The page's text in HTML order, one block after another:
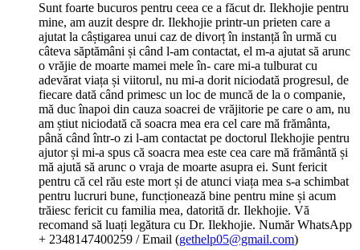
Sunt foarte bucuros pentru ceea ce a făcut dr. Ilekhojie pentru
mine, am auzit despre dr. Ilekhojie printr-un prieten care a
ajutat la câștigarea unui caz de divorț în instanță în urmă cu
câteva săptămâni și când l-am contactat, el m-a ajutat să arunc
o vrăjie de moarte mamei mele în- care mi-a tulburat cu
adevărat viața și viitorul, nu mi-a dorit niciodată progresul, de
fiecare dată când primesc un loc de muncă de la o companie,
mă duc înapoi din cauza soacrei de vrăjitorie pe care o am, nu
am știut niciodată că soacra mea era cel care mă frământa,
până când într-o zi l-am contactat pe doctorul Ilekhojie pentru
ajutor și mi-a spus că soacra mea este cea care mă frământă și
mă ajută să arunc o vraja de moarte asupra ei. Sunt fericit
pentru că cel rău este mort și de atunci viața mea s-a schimbat
pentru lucruri bune, funcționează bine pentru mine și acum
trăiesc fericit cu familia mea, datorită dr. Ilekhojie. Vă
recomand să luați legătura cu Dr. Ilekhojie. Număr WhatsApp
+ 2348147400259 / Email (gethelp05@gmail.com)